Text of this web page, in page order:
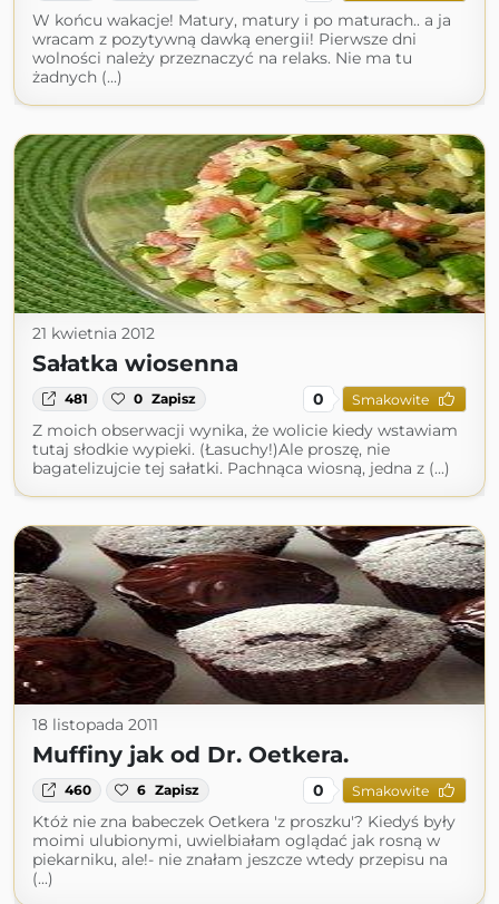
W końcu wakacje! Matury, matury i po maturach.. a ja
wracam z pozytywną dawką energii! Pierwsze dni
wolności należy przeznaczyć na relaks. Nie ma tu
żadnych (...)
21 kwietnia 2012
Sałatka wiosenna
481 0 Zapisz 0 Smakowite
Z moich obserwacji wynika, że wolicie kiedy wstawiam
tutaj słodkie wypieki. (Łasuchy!)Ale proszę, nie
bagatelizujcie tej sałatki. Pachnąca wiosną, jedna z (...)
18 listopada 2011
Muffiny jak od Dr. Oetkera.
460 6 Zapisz 0 Smakowite
Któż nie zna babeczek Oetkera 'z proszku'? Kiedyś były
moimi ulubionymi, uwielbiałam oglądać jak rosną w
piekarniku, ale!- nie znałam jeszcze wtedy przepisu na
(...)